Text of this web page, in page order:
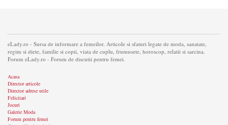
eLady.ro - Sursa de informare a femeilor. Articole si sfaturi legate de moda, sanatate,
regim si diete, familie si copii, viata de cuplu, frumusete, horoscop, relatii si sarcina.
Forum eLady.ro - Forum de discutii pentru femei.
Acasa
Director articole
Director adrese utile
Felicitari
Jocuri
Galerie Moda
Forum pentru femei